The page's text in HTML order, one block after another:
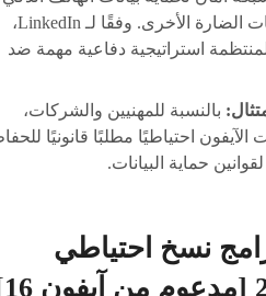
من برامج الفدية والهجمات الضارة الأخرى. وفقًا لـ LinkedIn،
استراتيجية دفاعية مهمة ضد
بالنسبة للمهنيين والشركات،
احتياطيًا مطلبًا قانونيًا
حماية البيانات.
برامج نسخ احتياطي